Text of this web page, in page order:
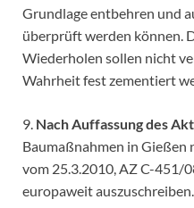
Grundlage entbehren und
überprüft werden können.
Wiederholen sollen nicht
Wahrheit fest zementiert
9. Nach Auffassung des
Baumaßnahmen in Gießen
vom 25.3.2010, AZ C-451/
europaweit